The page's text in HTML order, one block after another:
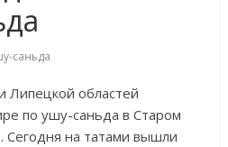
саньда
Липецкой областей
по ушу-саньда в Старом
. Сегодня на татами вышли